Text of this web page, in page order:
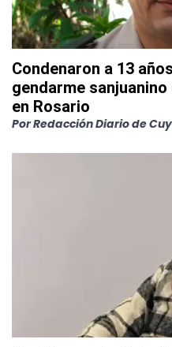
Condenaron a 13
gendarme
en Rosario
PorRedacción Diario de